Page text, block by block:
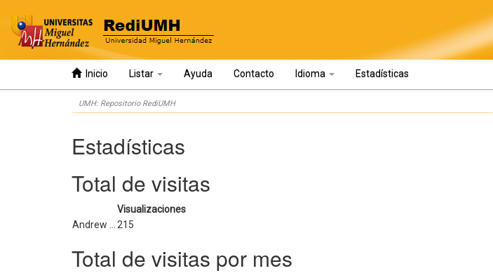
Inicio Listar Ayuda Contacto Idioma Estadísticas
UMH: Repositorio RediUMH
Estadísticas
Total de visitas
Visualizaciones
Andrew ...
215
Total de visitas por mes